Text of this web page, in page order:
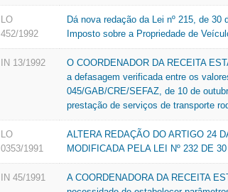
LO
452/1992
Dá nova redação da Lei nº 215, de
Imposto sobre a Propriedade de
IN 13/1992
O COORDENADOR DA RECEITA
a defasagem verificada entre os
045/GAB/CRE/SEFAZ, de 10 de
prestação de serviços de transporte
LO
0353/1991
ALTERA REDAÇÃO DO ARTIGO 24
MODIFICADA PELA LEI Nº 232 DE
IN 45/1991
A COORDENADORA DA RECEITA